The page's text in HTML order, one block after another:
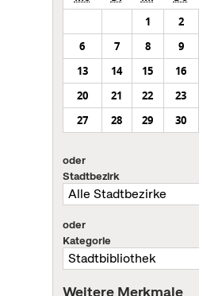
1
2
6
7 8 9
13
14 15 16
20
21 22 23
27
28 29 30
oder
Stadtbezirk
oder
Kategorie
Weitere Merkmale